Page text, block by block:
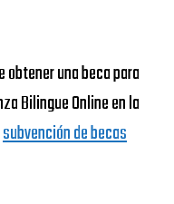
una beca para
Bilingue Online en la
subvención de becas